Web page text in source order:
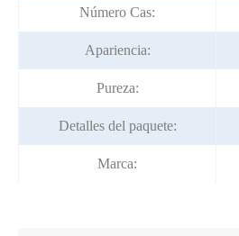
Número Cas:
Apariencia:
Pureza:
Detalles del paquete:
Marca: